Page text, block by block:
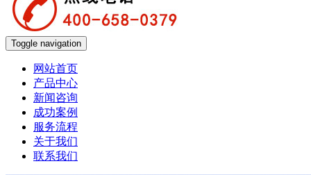
Toggle navigation
网站首页
产品中心
新闻咨询
成功案例
服务流程
关于我们
联系我们